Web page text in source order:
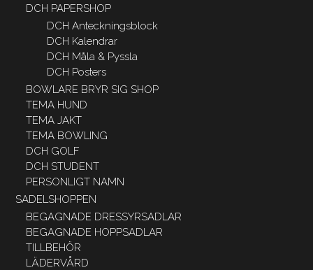
DCH PAPERSHOP
DCH Anteckningsblock
DCH Kalendrar
DCH Måla & Pyssla
DCH Posters
BOWLARE BRYR SIG SHOP
TEMA HUND
TEMA JAKT
TEMA BOWLING
DCH GOLF
DCH STUDENT
PERSONLIGT NAMN
SADELSHOPPEN
BEGAGNADE DRESSYRSADLAR
BEGAGNADE HOPPSADLAR
TILLBEHÖR
LÄDERVÅRD